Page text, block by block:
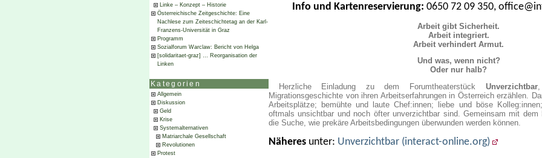
Linke – Konzept – Historie
Österreichische Zeitgeschichte: Eine
Nachlese zum Zeiteschichtetag an der Karl-
Franzens-Universität in Graz
Programm
Sozialforum Warclaw: Bericht von Helga
[solidaritaet-graz] … Reorganisation der
Linken
Kategorien
Allgemein
Diskussion
Geld
Krise
Systemalternativen
Matriarchale Gesellschaft
Revolutionen
Protest
Info und Kartenreservierung: 0650 72 09 350,
Arbeit gibt Sicherheit.
Arbeit integriert.
Arbeit verhindert Armut.
Und was, wenn nicht?
Oder nur halb?
Herzliche Einladung zu dem Forumtheaterstück Unverzichtbar,
Migrationsgeschichte von ihren Arbeitserfahrungen in Österreich erzählen.
Arbeitsplätze; bemühte und laute Chef:innen; liebe und böse
oftmals unsichtbar und noch öfter unverzichtbar sind. Gemeinsam mit
die Suche, wie prekäre Arbeitsbedingungen überwunden werden können.
Näheres unter: Unverzichtbar (interact-online.org)